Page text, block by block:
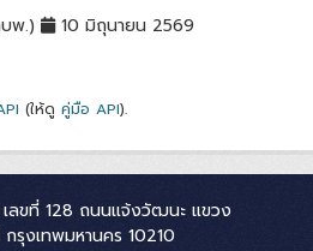
พ.) 10 มิถุนายน 2569
(ให้ดู คู่มือ API).
ลขที่ 128 ถนนแจ้งวัฒนะ แขวง
รุงเทพมหานคร 10210